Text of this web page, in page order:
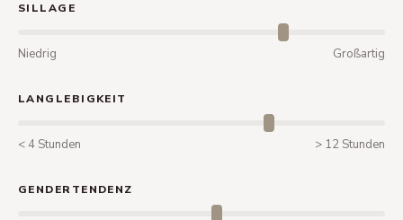
SILLAGE
Niedrig Großartig
LANGLEBIGKEIT
< 4 Stunden > 12 Stunden
GENDERTENDENZ